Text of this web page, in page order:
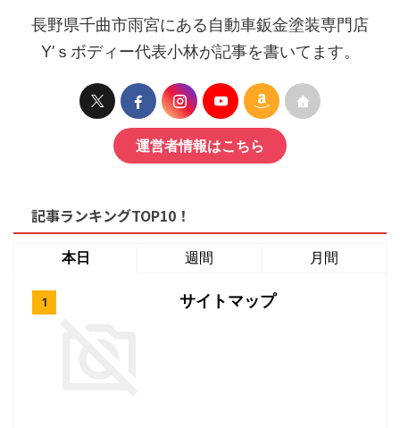
長野県千曲市雨宮にある自動車鈑金塗装専門店
Y’ｓボディー代表小林が記事を書いてます。
運営者情報はこちら
記事ランキングTOP10！
本日 週間 月間
サイトマップ